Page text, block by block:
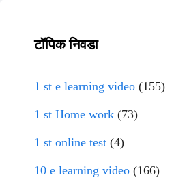
टॉपिक निवडा
1 st e learning video (155)
1 st Home work (73)
1 st online test (4)
10 e learning video (166)